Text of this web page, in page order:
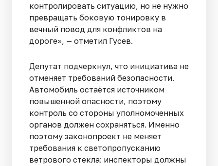
контролировать ситуацию, но не нужно
превращать боковую тонировку в
вечный повод для конфликтов на
дороге», — отметил Гусев.
Депутат подчеркнул, что инициатива не
отменяет требований безопасности.
Автомобиль остаётся источником
повышенной опасности, поэтому
контроль со стороны уполномоченных
органов должен сохраняться. Именно
поэтому законопроект не меняет
требования к светопропусканию
ветрового стекла: инспекторы должны